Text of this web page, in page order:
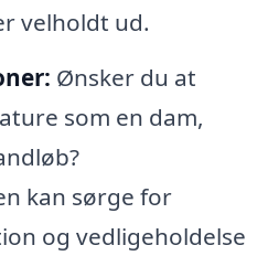
velholdt ud.
Ønsker du at
som en dam,
kan sørge for
og vedligeholdelse